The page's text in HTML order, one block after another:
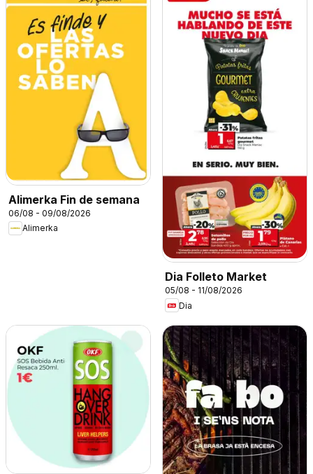
Alimerka Fin de semana
06/08 - 09/08/2026
Alimerka
Dia Folleto Market
05/08 - 11/08/2026
Dia